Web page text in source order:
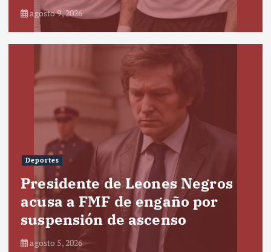
agosto 9, 2026
Deportes
Presidente de Leones Negros
acusa a FMF de engaño por
suspensión de ascenso
agosto 5, 2026